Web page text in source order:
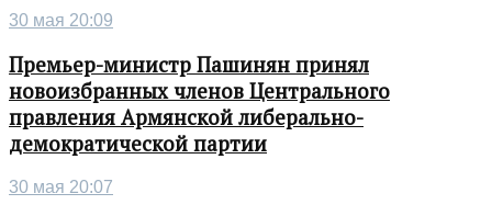
30 мая 20:09
Премьер-министр Пашинян принял
новоизбранных членов Центрального
правления Армянской либерально-
демократической партии
30 мая 20:07